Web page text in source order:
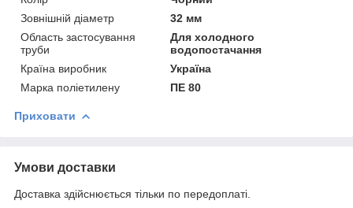
Зовнішній діаметр
32 мм
Область застосування
труби
Для холодного
водопостачання
Країна виробник
Україна
Марка поліетилену
ПЕ 80
Приховати
Умови доставки
Доставка здійснюється тільки по передоплаті.